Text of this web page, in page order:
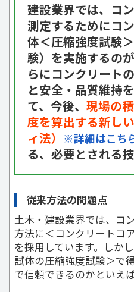
建設業界では、 コ
測定するためにコ
体＜圧縮強度試験
験）を実施するの
らにコンクリート
と安全・品質維持
て、今後、 現場の
度を算出する新し
ィ法） ※詳細はこち
る、必要とされる
従来方法の問題点
土木・建設業界では、コ
方法に＜コンクリートコ
を採用しています。しか
試体の圧縮強度試験＞で
で信頼できるのかといえ